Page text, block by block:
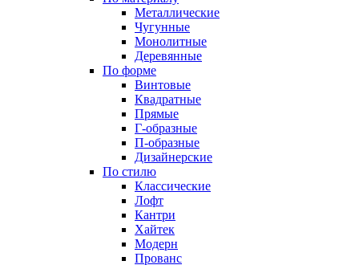
Металлические
Чугунные
Монолитные
Деревянные
По форме
Винтовые
Квадратные
Прямые
Г-образные
П-образные
Дизайнерские
По стилю
Классические
Лофт
Кантри
Хайтек
Модерн
Прованс